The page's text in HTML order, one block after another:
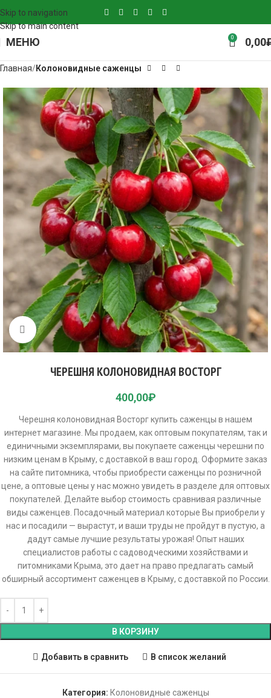
Skip to navigation
Skip to main content
МЕНЮ 0 0,00
Главная Колоновидные саженцы
Click to enlarge
ЧЕРЕШНЯ КОЛОНОВИДНАЯ ВОСТОРГ
400,00₽
Черешня колоновидная Восторг купить саженцы в нашем
интернет магазине. Мы продаем, как оптовым покупателям, так и
единичными экземплярами, вы покупаете саженцы черешни по
низким ценам в Крыму, с доставкой в ваш город. Оформите заказ
на сайте питомника, чтобы приобрести саженцы по розничной
цене, а оптовые цены у нас можно увидеть в разделе для оптовых
покупателей. Делайте выбор стоимость сравнивая различные
виды саженцев. Посадочный материал которые Вы приобрели у
нас и посадили — вырастут, и ваши труды не пройдут в пустую, а
дадут самые лучшие результаты урожая! Опыт наших
специалистов работы с садоводческими хозяйствами и
питомниками Крыма, это дает на право предлагать самый
обширный ассортимент саженцев в Крыму, с доставкой по России.
В КОРЗИНУ
Добавить в сравнить В список желаний
Категория: Колоновидные саженцы